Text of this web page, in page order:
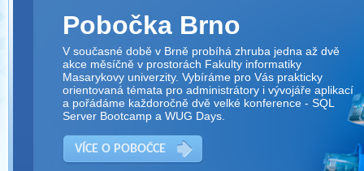
Pobočka Brno
V současné době v Brně probíhá zhruba jedna až dvě
akce měsíčně v prostorách Fakulty informatiky
Masarykovy univerzity. Vybíráme pro Vás prakticky
orientovaná témata pro administrátory i vývojáře aplikací
a pořádáme každoročně dvě velké konference - SQL
Server Bootcamp a WUG Days.
VÍCE O POBOČCE